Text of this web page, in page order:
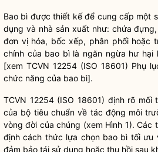
Bao bì được thiết kế để cung cấp một
dụng và nhà sản xuất như: chứa
đơn vị hóa, bốc xếp, phân phối hoặc
chính của bao bì là ngăn ngừa hư hại
[xem TCVN 12254 (ISO 18601) Phụ
chức năng của bao bì].
TCVN 12254 (ISO 18601) định rõ
của bộ tiêu chuẩn về tác động môi
vòng đời của chúng (xem Hình 1). Các
định cách thức lựa chọn bao bì tối
đảm bảo tái sử dụng hoặc thu hồi sau